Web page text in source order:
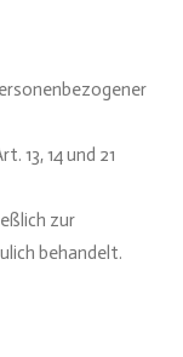
13, 14 und 21
zur
behandelt.